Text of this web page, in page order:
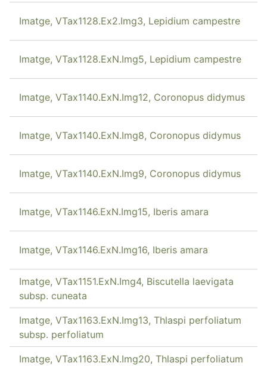
Imatge, VTax1128.Ex2.Img3, Lepidium campestre
Imatge, VTax1128.ExN.Img5, Lepidium campestre
Imatge, VTax1140.ExN.Img12, Coronopus didymus
Imatge, VTax1140.ExN.Img8, Coronopus didymus
Imatge, VTax1140.ExN.Img9, Coronopus didymus
Imatge, VTax1146.ExN.Img15, Iberis amara
Imatge, VTax1146.ExN.Img16, Iberis amara
Imatge, VTax1151.ExN.Img4, Biscutella laevigata
subsp. cuneata
Imatge, VTax1163.ExN.Img13, Thlaspi perfoliatum
subsp. perfoliatum
Imatge, VTax1163.ExN.Img20, Thlaspi perfoliatum